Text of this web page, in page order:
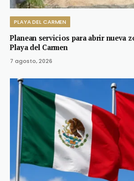
PLAYA DEL CARMEN
Planean servicios para abrir nueva
Playa del Carmen
7 agosto, 2026